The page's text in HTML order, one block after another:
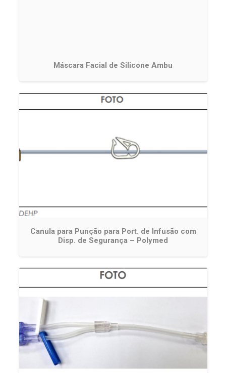
Máscara Facial de Silicone Ambu
Canula para Punção para Port. de Infusão com
Disp. de Segurança – Polymed